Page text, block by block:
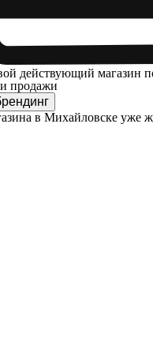
действующий магазин
продажи
в Михайловске уже